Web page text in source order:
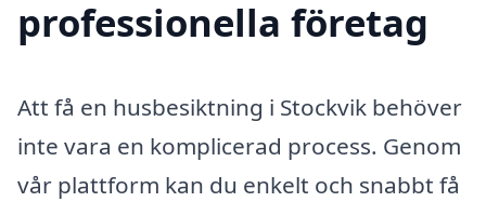
professionella företag
Att få en husbesiktning i Stockvik behöver
inte vara en komplicerad process. Genom
vår plattform kan du enkelt och snabbt få